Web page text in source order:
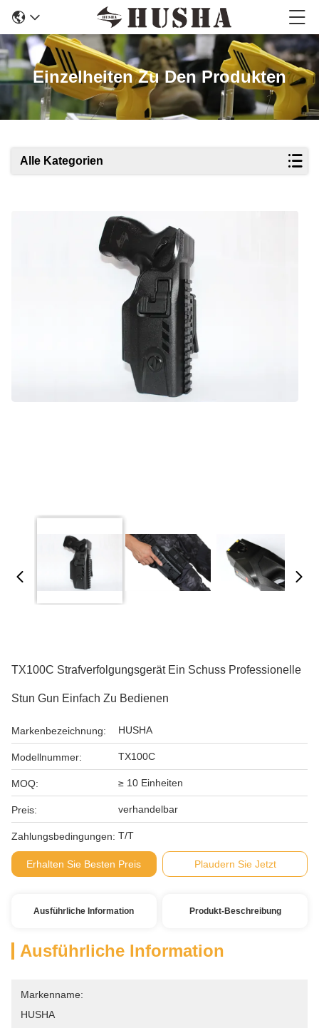
Einzelheiten Zu Den Produkten
Alle Kategorien
TX100C Strafverfolgungsgerät Ein Schuss Professionelle
Stun Gun Einfach Zu Bedienen
Markenbezeichnung: HUSHA
Modellnummer: TX100C
MOQ: ≥ 10 Einheiten
Preis: verhandelbar
Zahlungsbedingungen: T/T
Erhalten Sie Besten Preis Plaudern Sie Jetzt
Ausführliche Information Produkt-Beschreibung
Ausführliche Information
Markenname:
HUSHA